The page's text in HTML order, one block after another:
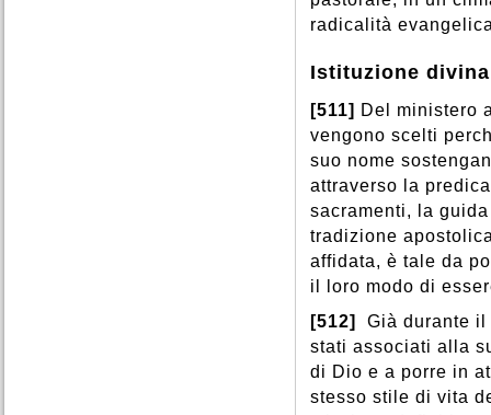
radicalità
Istituzione divina
[511] Del ministero
vengono scelti
suo nome
attraverso la
sacramenti, la
tradizione
affidata, è tale da
il loro modo di
[512]
Già durante
stati associati alla
di Dio e a porre in
stesso stile di vita